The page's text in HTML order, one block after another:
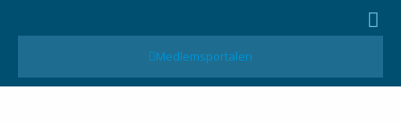
Medlemsportalen